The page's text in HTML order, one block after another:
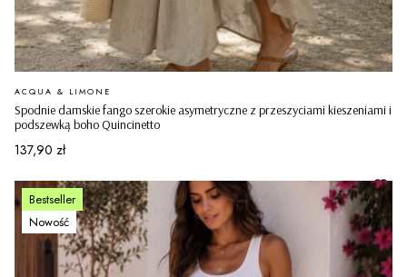
Spodnie damskie fango szerokie asymetryczne z przeszyciami kieszeniami i
podszewką boho Quincinetto
PRODUCENT
ACQUA & LIMONE
Cena
137,90 zł
Bestseller
Nowość